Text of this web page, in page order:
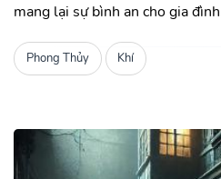
mang lại sự bình an cho gia
Phong Thủy Khí